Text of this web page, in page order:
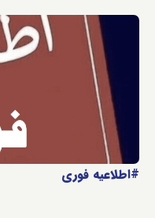
#اطلاعیه فوری